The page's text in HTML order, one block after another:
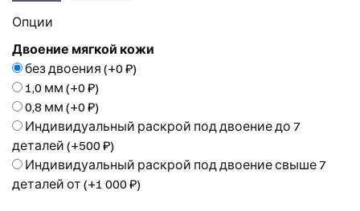
Опции
Двоение мягкой кожи
без двоения (+0 ₽)
1,0 мм (+0 ₽)
0,8 мм (+0 ₽)
Индивидуальный раскрой под двоение до 7
деталей (+500 ₽)
Индивидуальный раскрой под двоение свыше 7
деталей от (+1 000 ₽)